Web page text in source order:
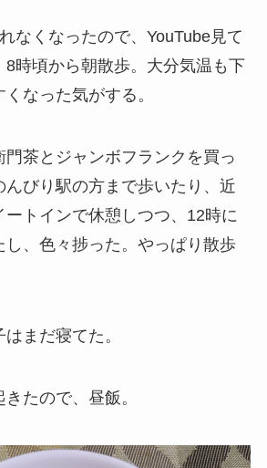
なくなったので、YouTube見て
8時頃から朝散歩。大分気温も下
なった気がする。
門茶とジャンボフランクを買っ
んびり駅の方まで歩いたり、近
ートインで休憩しつつ、12時に
し、色々捗った。やっぱり散歩
まだ寝てた。
たので、昼飯。